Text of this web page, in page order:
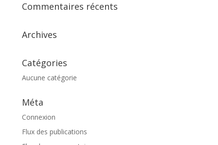
Commentaires récents
Archives
Catégories
Aucune catégorie
Méta
Connexion
Flux des publications